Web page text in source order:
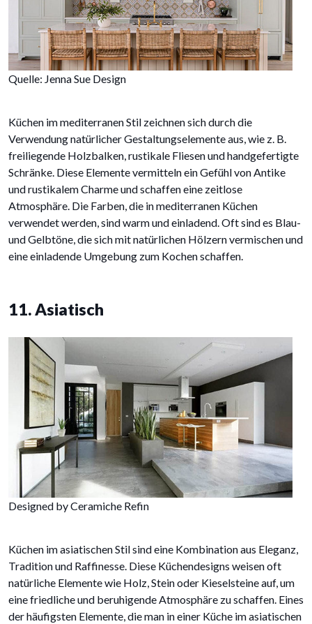
Quelle: Jenna Sue Design
Küchen im mediterranen Stil zeichnen sich durch die
Verwendung natürlicher Gestaltungselemente aus, wie z. B.
freiliegende Holzbalken, rustikale Fliesen und handgefertigte
Schränke. Diese Elemente vermitteln ein Gefühl von Antike
und rustikalem Charme und schaffen eine zeitlose
Atmosphäre. Die Farben, die in mediterranen Küchen
verwendet werden, sind warm und einladend. Oft sind es Blau-
und Gelbtöne, die sich mit natürlichen Hölzern vermischen und
eine einladende Umgebung zum Kochen schaffen.
11. Asiatisch
Designed by Ceramiche Refin
Küchen im asiatischen Stil sind eine Kombination aus Eleganz,
Tradition und Raffinesse. Diese Küchendesigns weisen oft
natürliche Elemente wie Holz, Stein oder Kieselsteine auf, um
eine friedliche und beruhigende Atmosphäre zu schaffen. Eines
der häufigsten Elemente, die man in einer Küche im asiatischen